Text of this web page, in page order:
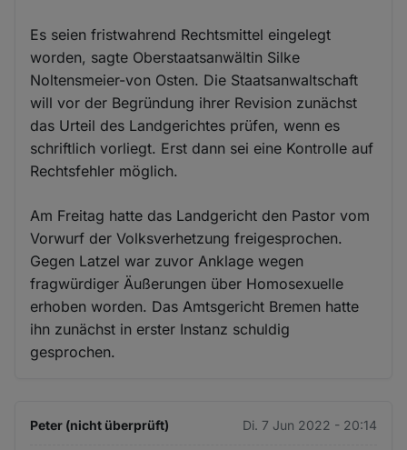
Es seien fristwahrend Rechtsmittel eingelegt
worden, sagte Oberstaatsanwältin Silke
Noltensmeier-von Osten. Die Staatsanwaltschaft
will vor der Begründung ihrer Revision zunächst
das Urteil des Landgerichtes prüfen, wenn es
schriftlich vorliegt. Erst dann sei eine Kontrolle auf
Rechtsfehler möglich.
Am Freitag hatte das Landgericht den Pastor vom
Vorwurf der Volksverhetzung freigesprochen.
Gegen Latzel war zuvor Anklage wegen
fragwürdiger Äußerungen über Homosexuelle
erhoben worden. Das Amtsgericht Bremen hatte
ihn zunächst in erster Instanz schuldig
gesprochen.
Peter (nicht überprüft) Di. 7 Jun 2022 - 20:14